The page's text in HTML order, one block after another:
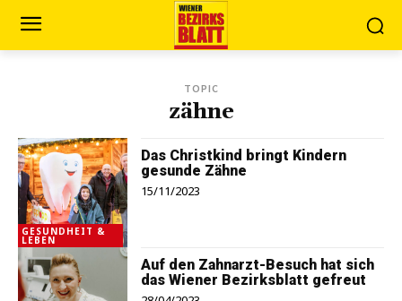
TOPIC
zähne
GESUNDHEIT &
LEBEN
Das Christkind bringt Kindern
gesunde Zähne
15/11/2023
Auf den Zahnarzt-Besuch hat sich
das Wiener Bezirksblatt gefreut